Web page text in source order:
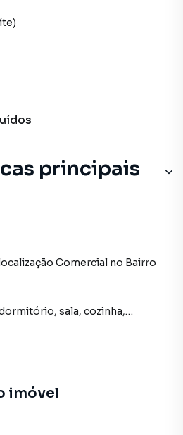
principais
Comercial no Bairro
de área construída, o terreno
imóvel